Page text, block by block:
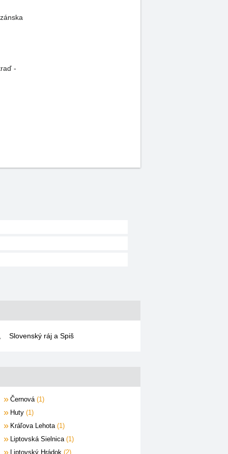
-
, Slovenský ráj a Spiš
Černová 1
Huty 1
Kráľova Lehota 1
Liptovská Sielnica 1
Liptovský Hrádok 2